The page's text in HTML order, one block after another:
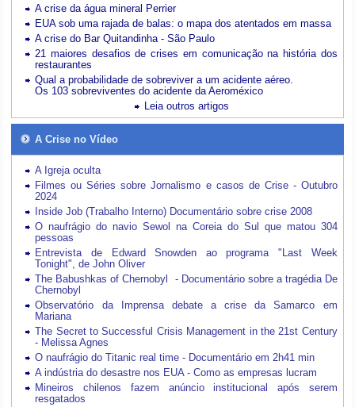
A crise da água mineral Perrier
EUA sob uma rajada de balas: o mapa dos atentados em massa
A crise do Bar Quitandinha - São Paulo
21 maiores desafios de crises em comunicação na história dos
restaurantes
Qual a probabilidade de sobreviver a um acidente aéreo.
Os 103 sobreviventes do acidente da Aeroméxico
Leia outros artigos
A Crise no Vídeo
A Igreja oculta
Filmes ou Séries sobre Jornalismo e casos de Crise - Outubro
2024
Inside Job (Trabalho Interno) Documentário sobre crise 2008
O naufrágio do navio Sewol na Coreia do Sul que matou 304
pessoas
Entrevista de Edward Snowden ao programa "Last Week
Tonight", de John Oliver
The Babushkas of Chernobyl - Documentário sobre a tragédia De
Chernobyl
Observatório da Imprensa debate a crise da Samarco em
Mariana
The Secret to Successful Crisis Management in the 21st Century
- Melissa Agnes
O naufrágio do Titanic real time - Documentário em 2h41 min
A indústria do desastre nos EUA - Como as empresas lucram
Mineiros chilenos fazem anúncio institucional após serem
resgatados